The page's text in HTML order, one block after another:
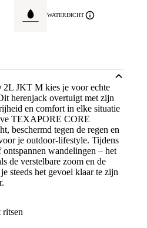
WATERDICHT
JKT M kies je voor echte
herenjack overtuigt met zijn
en comfort in elke situatie
TEXAPORE CORE
beschermd tegen de regen en
je outdoor-lifestyle. Tijdens
wandelingen – het
de verstelbare zoom en de
steeds het gevoel klaar te zijn
ritsen